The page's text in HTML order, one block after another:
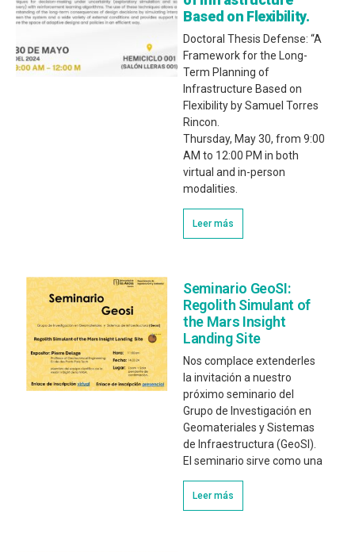
Based on Flexibility.
Doctoral Thesis Defense: “A
Framework for the Long-
Term Planning of
Infrastructure Based on
Flexibility by Samuel Torres
Rincon.
Thursday, May 30, from 9:00
AM to 12:00 PM in both
virtual and in-person
modalities.
Leer más
Seminario GeoSI:
Regolith Simulant of
the Mars Insight
Landing Site
Nos complace extenderles
la invitación a nuestro
próximo seminario del
Grupo de Investigación en
Geomateriales y Sistemas
de Infraestructura (GeoSI).
El seminario sirve como una
Leer más